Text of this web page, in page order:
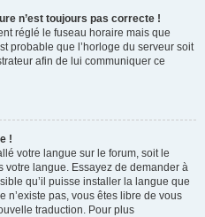
n’est toujours pas correcte !
réglé le fuseau horaire mais que
probable que l’horloge du serveur soit
afin de lui communiquer ce
!
votre langue sur le forum, soit le
votre langue. Essayez de demander à
qu’il puisse installer la langue que
n’existe pas, vous êtes libre de vous
traduction. Pour plus